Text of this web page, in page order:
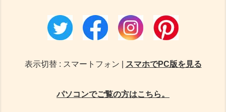
表示切替 : スマートフォン | スマホでPC版を見る
パソコンでご覧の方はこちら。